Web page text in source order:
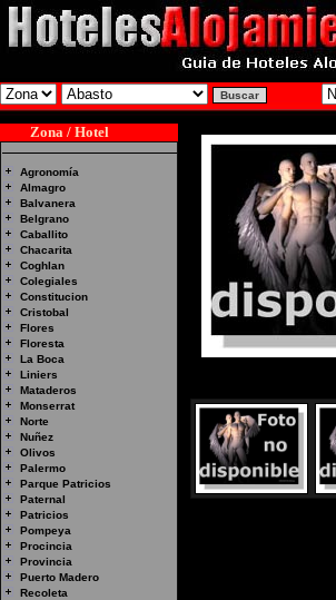
Zona / Hotel
Agronomía
Almagro
Balvanera
Belgrano
Caballito
Chacarita
Coghlan
Colegiales
Constitucion
Cristobal
Flores
Floresta
La Boca
Liniers
Mataderos
Monserrat
Norte
Nuñez
Olivos
Palermo
Parque Patricios
Paternal
Patricios
Pompeya
Procincia
Provincia
Puerto Madero
Recoleta